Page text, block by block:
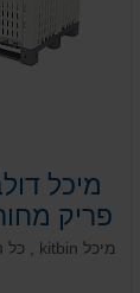
מיכל
פריק